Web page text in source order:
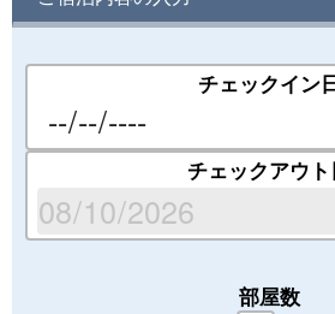
ド、野菜の盛り合わせ、サラダ、
✼••┈┈┈┈┈┈┈┈┈┈┈┈┈┈┈┈┈┈••✼
ホットサンド、サラダ、スープ、
✼••┈┈┈┈┈┈┈┈┈┈┈┈┈┈┈┈┈┈••✼
◆チェックイン/チェックアウト◆
チェックインは管理棟内受付で行います。
チェックイン
チェックアウト
部屋数